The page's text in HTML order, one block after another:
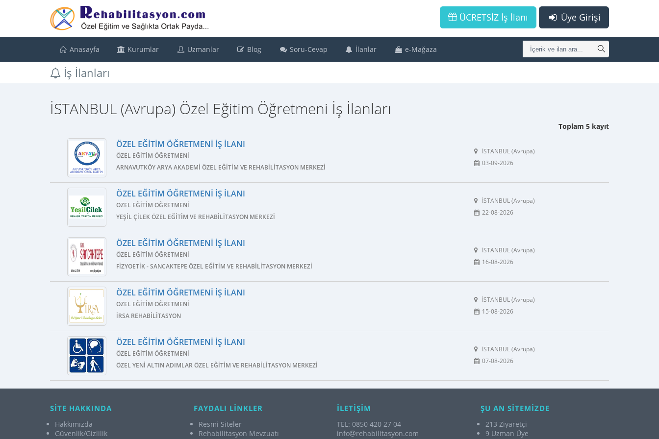
Üye Girişi
ÜCRETSİZ İş İlanı
Anasayfa Kurumlar Uzmanlar Blog Soru-Cevap İlanlar e-Mağaza
İş İlanları
İSTANBUL (Avrupa) Özel Eğitim Öğretmeni İş İlanları
Toplam 5 kayıt
ÖZEL EĞITIM ÖĞRETMENI İŞ İLANI
ÖZEL EĞITIM ÖĞRETMENI
ARNAVUTKÖY ARYA AKADEMI ÖZEL EĞITIM VE REHABILITASYON MERKEZI
İSTANBUL (Avrupa)
03-09-2026
ÖZEL EĞITIM ÖĞRETMENI İŞ İLANI
ÖZEL EĞITIM ÖĞRETMENI
YEŞIL ÇILEK ÖZEL EĞITIM VE REHABILITASYON MERKEZI
İSTANBUL (Avrupa)
22-08-2026
ÖZEL EĞITIM ÖĞRETMENI İŞ İLANI
ÖZEL EĞITIM ÖĞRETMENI
FIZYOETIK - SANCAKTEPE ÖZEL EĞITIM VE REHABILITASYON MERKEZI
İSTANBUL (Avrupa)
16-08-2026
ÖZEL EĞITIM ÖĞRETMENI İŞ İLANI
ÖZEL EĞITIM ÖĞRETMENI
İRSA REHABILITASYON
İSTANBUL (Avrupa)
15-08-2026
ÖZEL EĞITIM ÖĞRETMENI İŞ İLANI
ÖZEL EĞITIM ÖĞRETMENI
ÖZEL YENI ALTIN ADIMLAR ÖZEL EĞITIM VE REHABILITASYON MERKEZI
İSTANBUL (Avrupa)
07-08-2026
SİTE HAKKINDA
Hakkımızda
Güvenlik/Gizlilik
FAYDALI LİNKLER
Resmi Siteler
Rehabilitasyon Mevzuatı
İLETİŞİM
TEL: 0850 420 27 04
info
rehabilitasyon.com
ŞU AN SİTEMİZDE
213 Ziyaretçi
9 Uzman Üye